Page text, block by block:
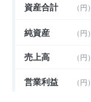
資産合計 （円）
純資産 （円）
売上高 （円）
営業利益 （円）